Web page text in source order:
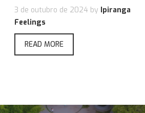
3 de outubro de 2024 by Ipiranga
Feelings
READ MORE